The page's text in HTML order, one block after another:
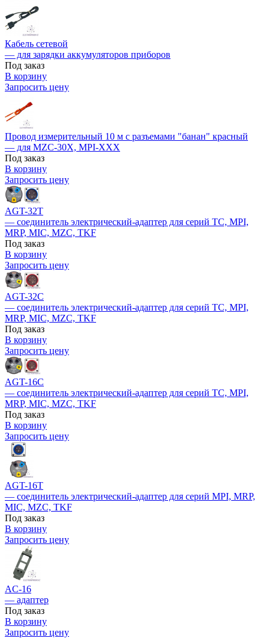
Кабель сетевой
— для зарядки аккумуляторов приборов
Под заказ
В корзину
Запросить цену
Провод измерительный 10 м с разъемами "банан" красный
— для MZC-30X, MPI-XXX
Под заказ
В корзину
Запросить цену
AGT-32T
— соединитель электрический-адаптер для серий TC, MPI,
MRP, MIC, MZC, TKF
Под заказ
В корзину
Запросить цену
AGT-32С
— соединитель электрический-адаптер для серий TC, MPI,
MRP, MIC, MZC, TKF
Под заказ
В корзину
Запросить цену
AGT-16С
— соединитель электрический-адаптер для серий TC, MPI,
MRP, MIC, MZC, TKF
Под заказ
В корзину
Запросить цену
AGT-16T
— соединитель электрический-адаптер для серий MPI, MRP,
MIC, MZC, TKF
Под заказ
В корзину
Запросить цену
AC-16
— адаптер
Под заказ
В корзину
Запросить цену